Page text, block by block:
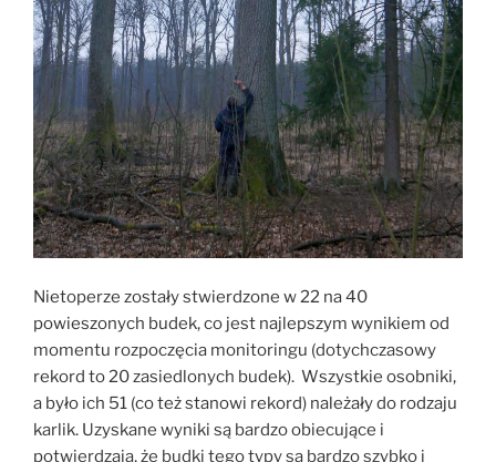
Nietoperze zostały stwierdzone w 22 na 40
powieszonych budek, co jest najlepszym wynikiem od
momentu rozpoczęcia monitoringu (dotychczasowy
rekord to 20 zasiedlonych budek). Wszystkie osobniki,
a było ich 51 (co też stanowi rekord) należały do rodzaju
karlik. Uzyskane wyniki są bardzo obiecujące i
potwierdzają, że budki tego typy są bardzo szybko i